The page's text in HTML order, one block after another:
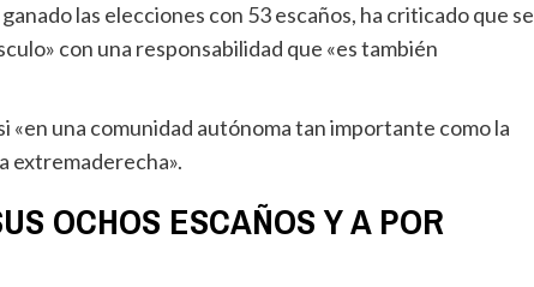
las elecciones con 53 escaños, ha criticado que se
con una responsabilidad que «es también
extremaderecha».
OCHOS ESCAÑOS Y A POR